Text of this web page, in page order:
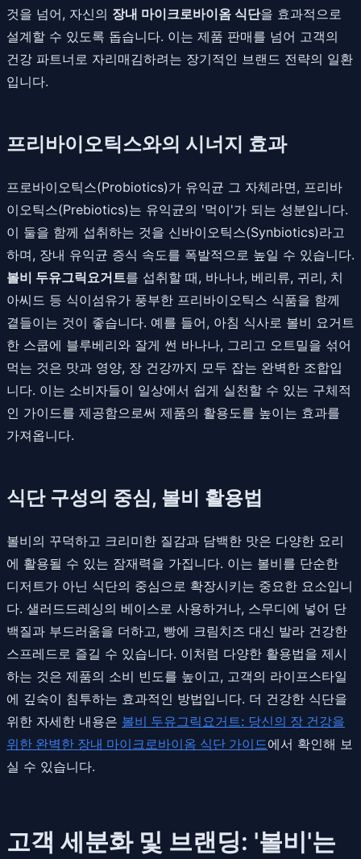
것을 넘어, 자신의 장내 마이크로바이옴 식단을 효과적으로
설계할 수 있도록 돕습니다. 이는 제품 판매를 넘어 고객의
건강 파트너로 자리매김하려는 장기적인 브랜드 전략의 일환
입니다.
프리바이오틱스와의 시너지 효과
프로바이오틱스(Probiotics)가 유익균 그 자체라면, 프리바
이오틱스(Prebiotics)는 유익균의 '먹이'가 되는 성분입니다.
이 둘을 함께 섭취하는 것을 신바이오틱스(Synbiotics)라고
하며, 장내 유익균 증식 속도를 폭발적으로 높일 수 있습니다.
볼비 두유그릭요거트를 섭취할 때, 바나나, 베리류, 귀리, 치
아씨드 등 식이섬유가 풍부한 프리바이오틱스 식품을 함께
곁들이는 것이 좋습니다. 예를 들어, 아침 식사로 볼비 요거트
한 스쿱에 블루베리와 잘게 썬 바나나, 그리고 오트밀을 섞어
먹는 것은 맛과 영양, 장 건강까지 모두 잡는 완벽한 조합입
니다. 이는 소비자들이 일상에서 쉽게 실천할 수 있는 구체적
인 가이드를 제공함으로써 제품의 활용도를 높이는 효과를
가져옵니다.
식단 구성의 중심, 볼비 활용법
볼비의 꾸덕하고 크리미한 질감과 담백한 맛은 다양한 요리
에 활용될 수 있는 잠재력을 가집니다. 이는 볼비를 단순한
디저트가 아닌 식단의 중심으로 확장시키는 중요한 요소입니
다. 샐러드드레싱의 베이스로 사용하거나, 스무디에 넣어 단
백질과 부드러움을 더하고, 빵에 크림치즈 대신 발라 건강한
스프레드로 즐길 수 있습니다. 이처럼 다양한 활용법을 제시
하는 것은 제품의 소비 빈도를 높이고, 고객의 라이프스타일
에 깊숙이 침투하는 효과적인 방법입니다. 더 건강한 식단을
위한 자세한 내용은 볼비 두유그릭요거트: 당신의 장 건강을
위한 완벽한 장내 마이크로바이옴 식단 가이드에서 확인해 보
실 수 있습니다.
고객 세분화 및 브랜딩: '볼비'는